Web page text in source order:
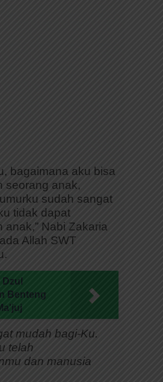
bagaimana aku bisa
seorang anak,
sudah sangat
tidak dapat
anak,” Nabi Zakaria
Allah SWT
Dzul
Benteng
mudah bagi-Ku.
telah
dan manusia